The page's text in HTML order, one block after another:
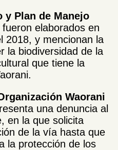
y Plan de Manejo
elaborados en
2018, y mencionan la
la biodiversidad de la
que tiene la
Waorani
una denuncia al
en la que solicita
de la vía hasta que
la protección de los